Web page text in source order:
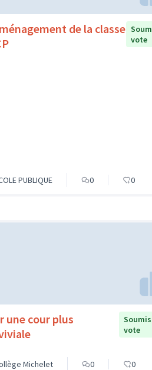
de la classe
vote
PUBLIQUE 0 0
une cour plus
vote
Michelet 0 0